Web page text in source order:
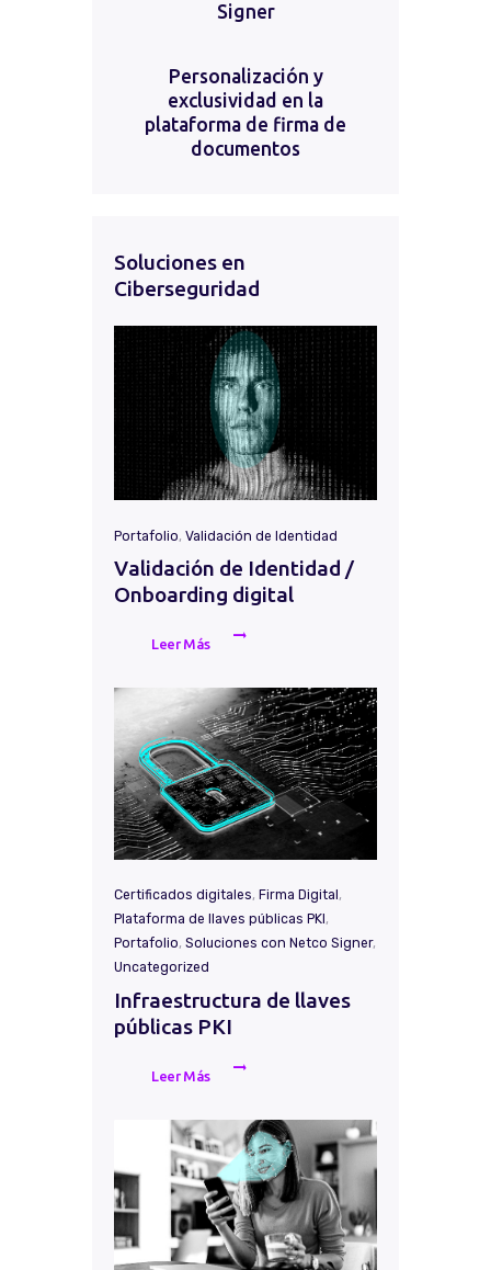
Signer
Personalización y
exclusividad en la
plataforma de firma de
documentos
Soluciones en
Ciberseguridad
Portafolio, Validación de Identidad
Validación de Identidad /
Onboarding digital
Leer Más
Certificados digitales, Firma Digital ,
Plataforma de llaves públicas PKI ,
Portafolio, Soluciones con Netco Signer,
Uncategorized
Infraestructura de llaves
públicas PKI
Leer Más